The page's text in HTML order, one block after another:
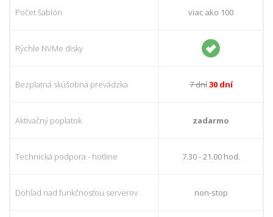
Počet šablón viac ako 100
Rýchle NVMe disky
Bezplatná skúšobná prevádzka 7 dní30 dní
Aktivačný poplatok zadarmo
Technická podpora - hotline 7.30 - 21.00 hod.
Dohľad nad funkčnosťou serverov non-stop